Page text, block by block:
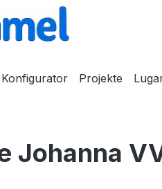
springen
Konfigurator Projekte
Johanna